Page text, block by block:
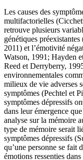
Les causes des
multifactorielles
retrouve plusieurs
génétiques
2011) et l’émotivité
Watson, 1991; Hayden
Reed et Derryberry,
environnementales
milieux de vie adverses
symptômes (Pechtel et
symptômes dépressifs
dans leur émergence
analyse sur la mémoire
type de mémoire serait
symptômes dépressifs
qu’une personne se fait
émotions ressenties